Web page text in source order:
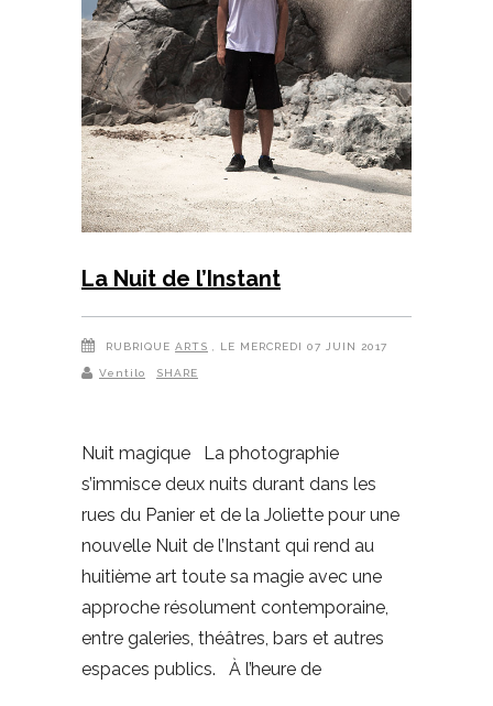
La Nuit de l’Instant
RUBRIQUE ARTS , LE MERCREDI 07 JUIN 2017
Ventilo SHARE
Nuit magique La photographie
s’immisce deux nuits durant dans les
rues du Panier et de la Joliette pour une
nouvelle Nuit de l’Instant qui rend au
huitième art toute sa magie avec une
approche résolument contemporaine,
entre galeries, théâtres, bars et autres
espaces publics. À l’heure de